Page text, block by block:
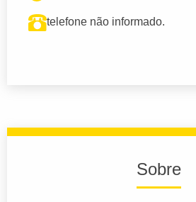
telefone não informado.
Sobre